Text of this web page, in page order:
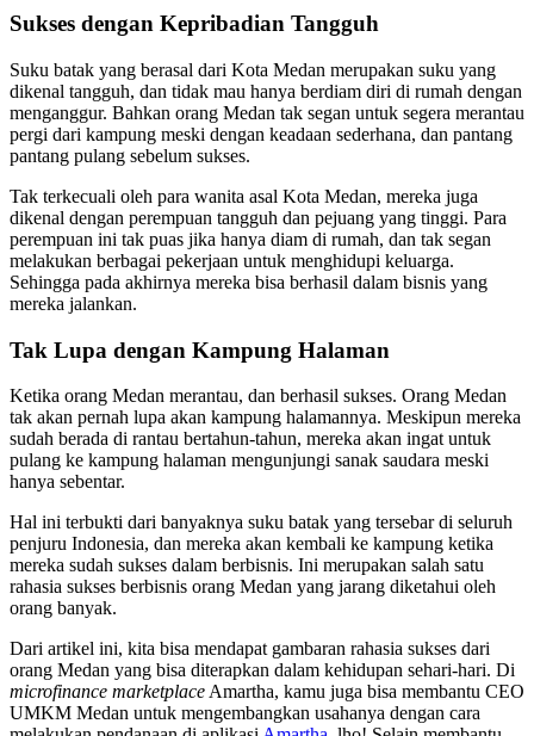
Sukses dengan Kepribadian Tangguh
Suku batak yang berasal dari Kota Medan merupakan suku yang
dikenal tangguh, dan tidak mau hanya berdiam diri di rumah dengan
menganggur. Bahkan orang Medan tak segan untuk segera merantau
pergi dari kampung meski dengan keadaan sederhana, dan pantang
pantang pulang sebelum sukses.
Tak terkecuali oleh para wanita asal Kota Medan, mereka juga
dikenal dengan perempuan tangguh dan pejuang yang tinggi. Para
perempuan ini tak puas jika hanya diam di rumah, dan tak segan
melakukan berbagai pekerjaan untuk menghidupi keluarga.
Sehingga pada akhirnya mereka bisa berhasil dalam bisnis yang
mereka jalankan.
Tak Lupa dengan Kampung Halaman
Ketika orang Medan merantau, dan berhasil sukses. Orang Medan
tak akan pernah lupa akan kampung halamannya. Meskipun mereka
sudah berada di rantau bertahun-tahun, mereka akan ingat untuk
pulang ke kampung halaman mengunjungi sanak saudara meski
hanya sebentar.
Hal ini terbukti dari banyaknya suku batak yang tersebar di seluruh
penjuru Indonesia, dan mereka akan kembali ke kampung ketika
mereka sudah sukses dalam berbisnis. Ini merupakan salah satu
rahasia sukses berbisnis orang Medan yang jarang diketahui oleh
orang banyak.
Dari artikel ini, kita bisa mendapat gambaran rahasia sukses dari
orang Medan yang bisa diterapkan dalam kehidupan sehari-hari. Di
microfinance marketplaceAmartha, kamu juga bisa membantu CEO
UMKM Medan untuk mengembangkan usahanya dengan cara